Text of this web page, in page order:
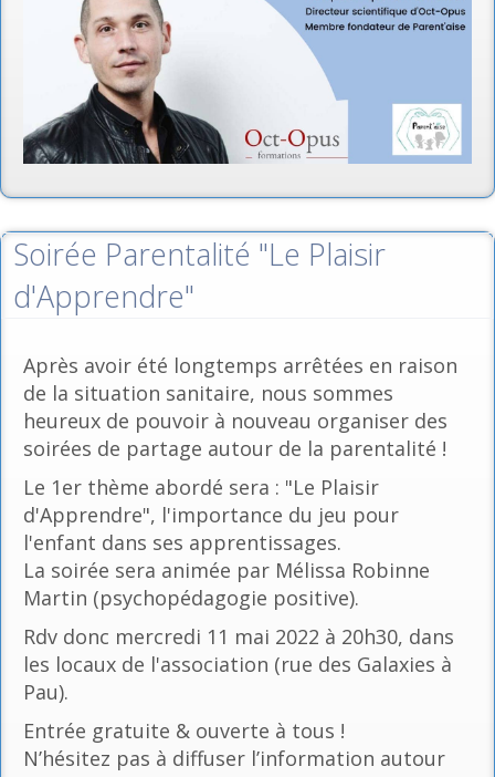
Soirée Parentalité "Le Plaisir
d'Apprendre"
Après avoir été longtemps arrêtées en raison
de la situation sanitaire, nous sommes
heureux de pouvoir à nouveau organiser des
soirées de partage autour de la parentalité !
Le 1er thème abordé sera : "Le Plaisir
d'Apprendre", l'importance du jeu pour
l'enfant dans ses apprentissages.
La soirée sera animée par Mélissa Robinne
Martin (psychopédagogie positive).
Rdv donc mercredi 11 mai 2022 à 20h30, dans
les locaux de l'association (rue des Galaxies à
Pau).
Entrée gratuite & ouverte à tous !
N’hésitez pas à diffuser l’information autour